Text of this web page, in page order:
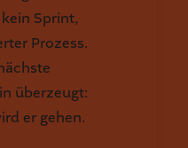
Sprint,
Prozess.
überzeugt:
er gehen.